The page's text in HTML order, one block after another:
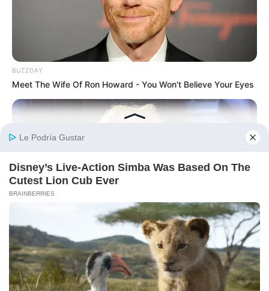
BUZZDAY
Meet The Wife Of Ron Howard - You Won't Believe Your Eyes
BUZZDAY
Remember Duane? Better To Sit Down Before You See Him
Now